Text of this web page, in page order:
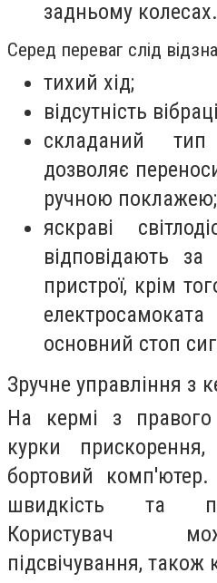
задньому колесах.
Серед переваг слід
тихий хід;
відсутність
складаний тип
дозволяє
ручною поклажею;
яскраві
відповідають за
пристрої, крім
основний стоп
Зручне управління з
На кермі з правого
курки
бортовий
швидкість та
Користувач
підсвічування,